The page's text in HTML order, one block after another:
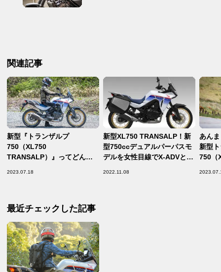
関連記事
新型『トランザルプ
750（XL750
TRANSALP）』ってどんな
TRANSALP（2023）】
2023.07.18
新型XL750 TRANSALP！新
型750ccデュアルパーパスモ
デルを女性目線でX-ADVと比
2022.11.08
あん
新型
750（
最近チェックした記事